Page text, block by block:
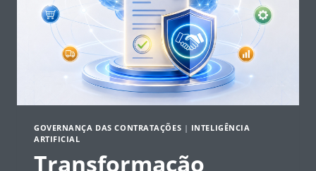
GOVERNANÇA DAS CONTRATAÇÕES | INTELIGÊNCIA
ARTIFICIAL
Transformação